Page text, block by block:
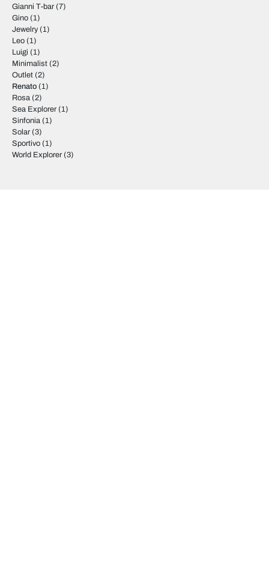
Gianni T-bar (7)
Gino (1)
Jewelry(1)
Leo (1)
Luigi (1)
Minimalist (2)
Outlet (2)
Renato (1)
Rosa (2)
Sea Explorer (1)
Sinfonia (1)
Solar (3)
Sportivo (1)
World Explorer (3)